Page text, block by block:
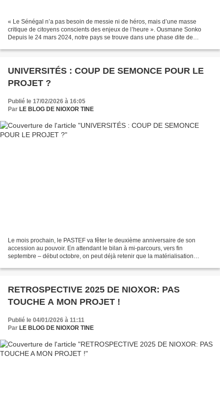
« Le Sénégal n’a pas besoin de messie ni de héros, mais d’une masse
critique de citoyens conscients des enjeux de l’heure ». Ousmane Sonko
Depuis le 24 mars 2024, notre pays se trouve dans une phase dite de
UNIVERSITÉS : COUP DE SEMONCE POUR LE
PROJET ?
Publié le 17/02/2026 à 16:05
Par LE BLOG DE NIOXOR TINE
Le mois prochain, le PASTEF va fêter le deuxième anniversaire de son
accession au pouvoir. En attendant le bilan à mi-parcours, vers fin
septembre – début octobre, on peut déjà retenir que la matérialisation
RETROSPECTIVE 2025 DE NIOXOR: PAS
TOUCHE A MON PROJET !
Publié le 04/01/2026 à 11:11
Par LE BLOG DE NIOXOR TINE